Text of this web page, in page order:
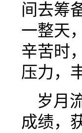
间去筹
一整天
辛苦时
压力，
岁月
成绩，